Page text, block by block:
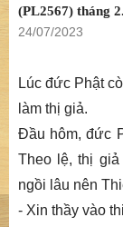
(PL2567) tháng
24/07/2023
Lúc đức Phật
làm thị giả.
Đầu hôm, đức
Theo lệ, thị
ngồi lâu nên
- Xin thầy vào